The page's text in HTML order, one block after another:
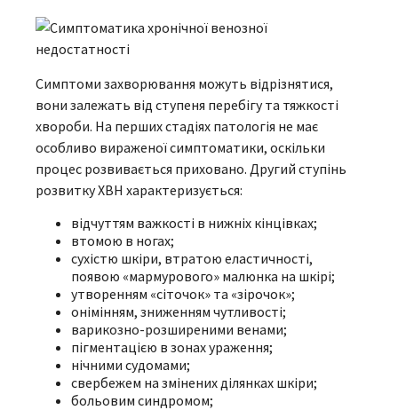
Симптоми захворювання можуть відрізнятися,
вони залежать від ступеня перебігу та тяжкості
хвороби. На перших стадіях патологія не має
особливо вираженої симптоматики, оскільки
процес розвивається приховано. Другий ступінь
розвитку ХВН характеризується:
відчуттям важкості в нижніх кінцівках;
втомою в ногах;
сухістю шкіри, втратою еластичності,
появою «мармурового» малюнка на шкірі;
утворенням «сіточок» та «зірочок»;
онімінням, зниженням чутливості;
варикозно-розширеними венами;
пігментацією в зонах ураження;
нічними судомами;
свербежем на змінених ділянках шкіри;
больовим синдромом;